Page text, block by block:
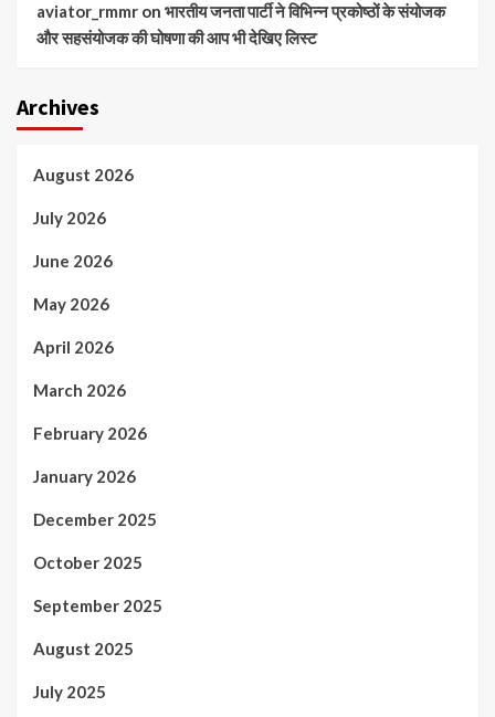
aviator_rmmr on भारतीय जनता पार्टी ने विभिन्न प्रकोष्ठों के संयोजक
और सहसंयोजक की घोषणा की आप भी देखिए लिस्ट
Archives
August 2026
July 2026
June 2026
May 2026
April 2026
March 2026
February 2026
January 2026
December 2025
October 2025
September 2025
August 2025
July 2025